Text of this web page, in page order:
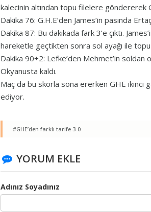
kalecinin altından topu filelere göndererek
Dakika 76: G.H.E’den James’in pasında
Dakika 87: Bu dakikada fark 3’e çıktı.
hareketle geçtikten sonra sol ayağı ile
Dakika 90+2: Lefke’den Mehmet’in
Okyanusta kaldı.
Maç da bu skorla sona ererken GHE ikinci
ediyor.
#GHE’den farklı tarife 3-0
YORUM EKLE
Adınız Soyadınız